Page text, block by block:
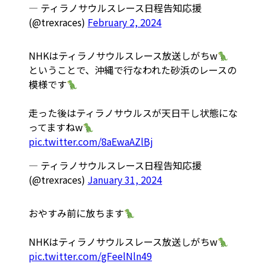
— ティラノサウルスレース日程告知応援
(@trexraces) February 2, 2024
NHKはティラノサウルスレース放送しがちw
ということで、沖縄で行なわれた砂浜のレースの
模様です
走った後はティラノサウルスが天日干し状態にな
ってますねw
pic.twitter.com/8aEwaAZlBj
— ティラノサウルスレース日程告知応援
(@trexraces) January 31, 2024
おやすみ前に放ちます
NHKはティラノサウルスレース放送しがちw
pic.twitter.com/gFeelNln49